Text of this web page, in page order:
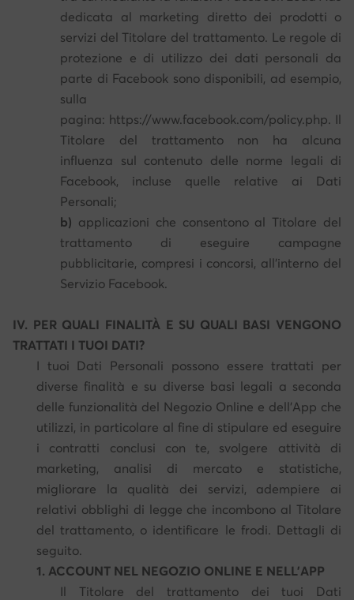
dedicata al marketing diretto dei prodotti o
servizi del Titolare del trattamento. Le regole di
protezione e di utilizzo dei dati personali da
parte di Facebook sono disponibili, ad esempio,
sulla
pagina: https://www.facebook.com/policy.php. Il
Titolare del trattamento non ha alcuna
influenza sul contenuto delle norme legali di
Facebook, incluse quelle relative ai Dati
Personali;
b) applicazioni che consentono al Titolare del
trattamento di eseguire campagne
pubblicitarie, compresi i concorsi, all'interno del
Servizio Facebook.
IV. PER QUALI FINALITÀ E SU QUALI BASI VENGONO
TRATTATI I TUOI DATI?
I tuoi Dati Personali possono essere trattati per
diverse finalità e su diverse basi legali a seconda
delle funzionalità del Negozio Online e dell'App che
utilizzi, in particolare al fine di stipulare ed eseguire
i contratti conclusi con te, svolgere attività di
marketing, analisi di mercato e statistiche,
migliorare la qualità dei servizi, adempiere ai
relativi obblighi di legge che incombono al Titolare
del trattamento, o identificare le frodi. Dettagli di
seguito.
1. ACCOUNT NEL NEGOZIO ONLINE E NELL’APP
Il Titolare del trattamento dei tuoi Dati